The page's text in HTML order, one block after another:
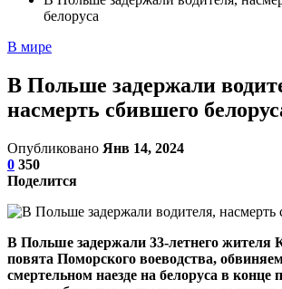
белоруса
В мире
В Польше задержали
насмерть сбившего
Опубликовано Янв 14, 2024
0 350
Поделится
В Польше задержали 33-летнего жителя
повята Поморского воеводства,
смертельном наезде на белоруса в конце